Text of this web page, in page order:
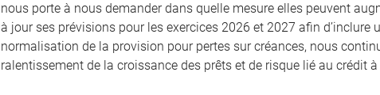
nous porte à nous demander dans quelle mesure elles peuvent
à jour ses prévisions pour les exercices 2026 et 2027 afin d’inclure
normalisation de la provision pour pertes sur créances, nous
ralentissement de la croissance des prêts et de risque lié au crédit